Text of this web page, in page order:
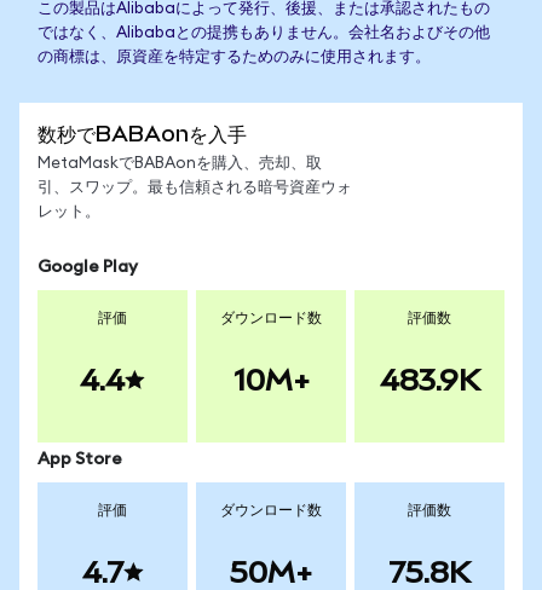
この製品はAlibabaによって発行、後援、または承認されたもの
ではなく、Alibabaとの提携もありません。会社名およびその他
の商標は、原資産を特定するためのみに使用されます。
数秒でBABAonを入手
MetaMaskでBABAonを購入、売却、取
引、スワップ。最も信頼される暗号資産ウォ
レット。
Google Play
評価
4.4
ダウンロード数
10M+
評価数
483.9K
App Store
評価
4.7
ダウンロード数
50M+
評価数
75.8K